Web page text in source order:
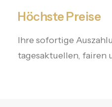
Höchste Preise
Ihre sofortige
tagesaktuellen, fairen